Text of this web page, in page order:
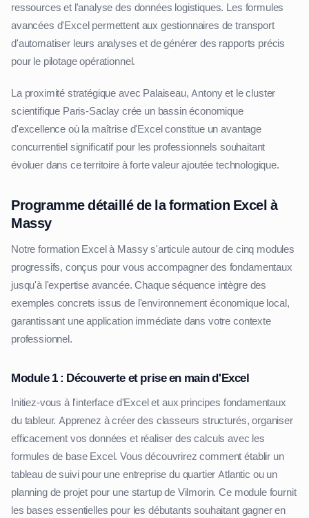
ressources et l'analyse des données logistiques. Les formules
avancées d'Excel permettent aux gestionnaires de transport
d'automatiser leurs analyses et de générer des rapports précis
pour le pilotage opérationnel.
La proximité stratégique avec Palaiseau, Antony et le cluster
scientifique Paris-Saclay crée un bassin économique
d'excellence où la maîtrise d'Excel constitue un avantage
concurrentiel significatif pour les professionnels souhaitant
évoluer dans ce territoire à forte valeur ajoutée technologique.
Programme détaillé de la formation Excel à
Massy
Notre formation Excel à Massy s'articule autour de cinq modules
progressifs, conçus pour vous accompagner des fondamentaux
jusqu'à l'expertise avancée. Chaque séquence intègre des
exemples concrets issus de l'environnement économique local,
garantissant une application immédiate dans votre contexte
professionnel.
Module 1 : Découverte et prise en main d'Excel
Initiez-vous à l'interface d'Excel et aux principes fondamentaux
du tableur. Apprenez à créer des classeurs structurés, organiser
efficacement vos données et réaliser des calculs avec les
formules de base Excel. Vous découvrirez comment établir un
tableau de suivi pour une entreprise du quartier Atlantic ou un
planning de projet pour une startup de Vilmorin. Ce module fournit
les bases essentielles pour les débutants souhaitant gagner en